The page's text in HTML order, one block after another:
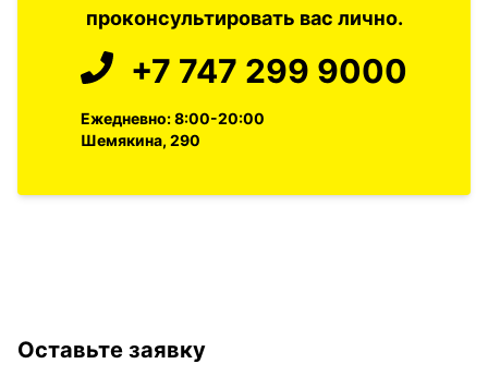
проконсультировать вас лично.
+7 747 299 9000
Ежедневно: 8:00-20:00
Шемякина, 290
Оставьте заявку